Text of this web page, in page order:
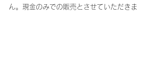
ん。現金のみでの販売とさせていただきま